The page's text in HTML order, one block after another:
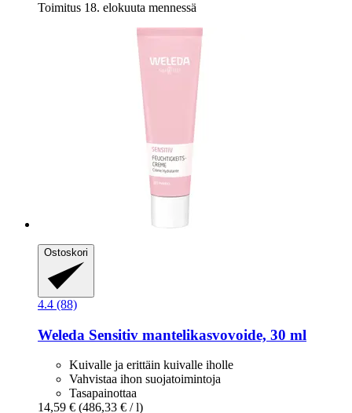
Toimitus 18. elokuuta mennessä
Ostoskori
4.4 (88)
Weleda Sensitiv mantelikasvovoide, 30 ml
Kuivalle ja erittäin kuivalle iholle
Vahvistaa ihon suojatoimintoja
Tasapainottaa
14,59 € (486,33 € / l)